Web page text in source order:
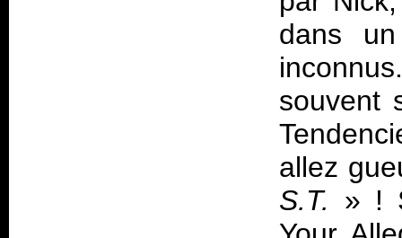
dans
souvent
allez
S.T. » !